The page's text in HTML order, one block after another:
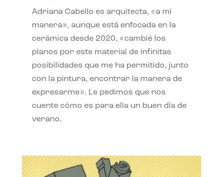
Adriana Cabello es arquitecta, «a mi
manera», aunque está enfocada en la
cerámica desde 2020, «cambié los
planos por este material de infinitas
posibilidades que me ha permitido, junto
con la pintura, encontrar la manera de
expresarme». Le pedimos que nos
cuente cómo es para ella un buen día de
verano.